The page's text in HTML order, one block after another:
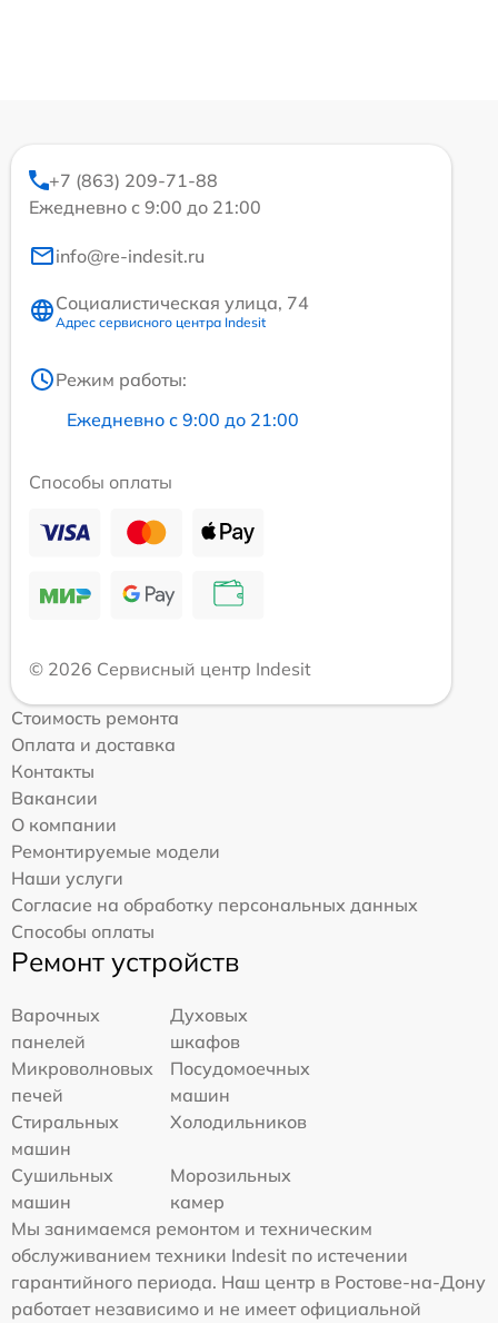
+7 (863) 209-71-88
Ежедневно с 9:00 до 21:00
info@re-indesit.ru
Социалистическая улица, 74
Адрес сервисного центра Indesit
Режим работы:
Ежедневно с 9:00 до 21:00
Способы оплаты
© 2026 Сервисный центр Indesit
Стоимость ремонта
Оплата и доставка
Контакты
Вакансии
О компании
Ремонтируемые модели
Наши услуги
Согласие на обработку персональных данных
Способы оплаты
Ремонт устройств
Варочных
панелей
Духовых
шкафов
Микроволновых
печей
Посудомоечных
машин
Стиральных
машин
Холодильников
Сушильных
машин
Морозильных
камер
Мы занимаемся ремонтом и техническим
обслуживанием техники Indesit по истечении
гарантийного периода. Наш центр в Ростове-на-Дону
работает независимо и не имеет официальной